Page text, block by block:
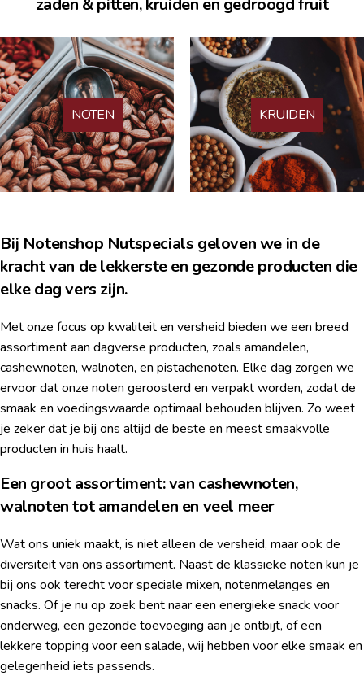
zaden & pitten, kruiden en gedroogd fruit
NOTEN KRUIDEN
Bij Notenshop Nutspecials geloven we in de
kracht van de lekkerste en gezonde producten die
elke dag vers zijn.
Met onze focus op kwaliteit en versheid bieden we een breed
assortiment aan dagverse producten, zoals amandelen,
cashewnoten, walnoten, en pistachenoten. Elke dag zorgen we
ervoor dat onze noten geroosterd en verpakt worden, zodat de
smaak en voedingswaarde optimaal behouden blijven. Zo weet
je zeker dat je bij ons altijd de beste en meest smaakvolle
producten in huis haalt.
Een groot assortiment: van cashewnoten,
walnoten tot amandelen en veel meer
Wat ons uniek maakt, is niet alleen de versheid, maar ook de
diversiteit van ons assortiment. Naast de klassieke noten kun je
bij ons ook terecht voor speciale mixen, notenmelanges en
snacks. Of je nu op zoek bent naar een energieke snack voor
onderweg, een gezonde toevoeging aan je ontbijt, of een
lekkere topping voor een salade, wij hebben voor elke smaak en
gelegenheid iets passends.